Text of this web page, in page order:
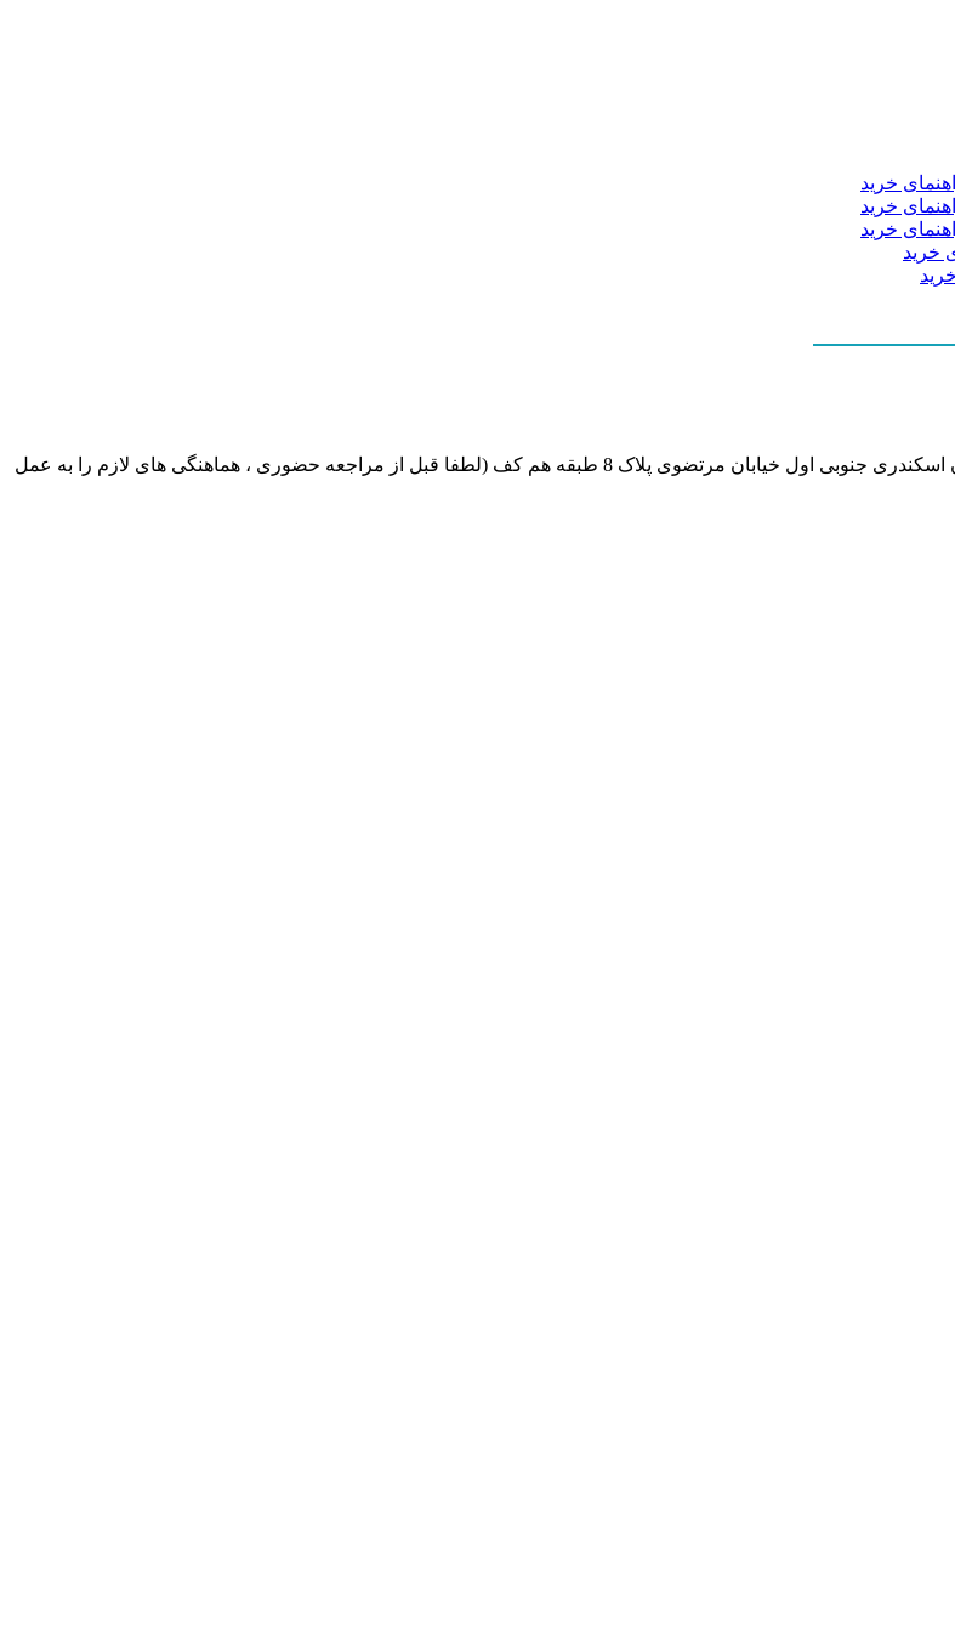
نشانی بخش انفورماتیک ایران بابکت : میدان حر . خ امام خمینی . خیابان کمالی . خیابان اسکندری جنوبی اول خیابان مرتضوی پلاک 8 طبقه هم کف (لطفا قبل از مراجعه حضوری ، هماهنگی های لازم را به عمل